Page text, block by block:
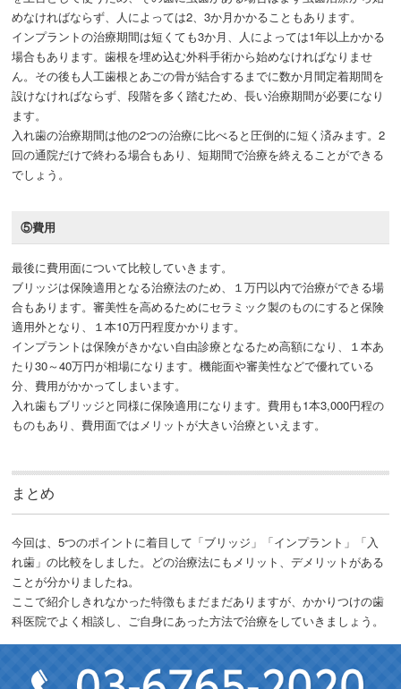
めなければならず、人によっては2、3か月かかることもあります。
インプラントの治療期間は短くても3か月、人によっては1年以上かかる
場合もあります。歯根を埋め込む外科手術から始めなければなりませ
ん。その後も人工歯根とあごの骨が結合するまでに数か月間定着期間を
設けなければならず、段階を多く踏むため、長い治療期間が必要になり
ます。
入れ歯の治療期間は他の2つの治療に比べると圧倒的に短く済みます。2
回の通院だけで終わる場合もあり、短期間で治療を終えることができる
でしょう。
⑤費用
最後に費用面について比較していきます。
ブリッジは保険適用となる治療法のため、１万円以内で治療ができる場
合もあります。審美性を高めるためにセラミック製のものにすると保険
適用外となり、１本10万円程度かかります。
インプラントは保険がきかない自由診療となるため高額になり、１本あ
たり30～40万円が相場になります。機能面や審美性などで優れている
分、費用がかかってしまいます。
入れ歯もブリッジと同様に保険適用になります。費用も1本3,000円程の
ものもあり、費用面ではメリットが大きい治療といえます。
まとめ
今回は、5つのポイントに着目して「ブリッジ」「インプラント」「入
れ歯」の比較をしました。どの治療法にもメリット、デメリットがある
ことが分かりましたね。
ここで紹介しきれなかった特徴もまだまだありますが、かかりつけの歯
科医院でよく相談し、ご自身にあった方法で治療をしていきましょう。